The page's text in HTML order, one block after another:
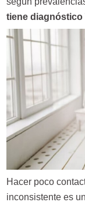
tiene diagnóstico
Hacer poco
inconsistente es